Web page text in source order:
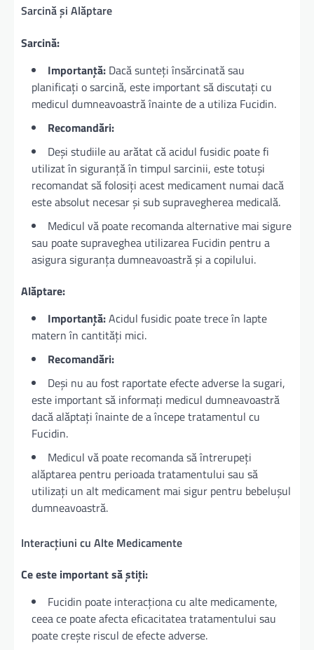
Sarcină și Alăptare
Sarcină:
Importanță: Dacă sunteți însărcinată sau
planificați o sarcină, este important să discutați cu
medicul dumneavoastră înainte de a utiliza Fucidin.
Recomandări:
Deși studiile au arătat că acidul fusidic poate fi
utilizat în siguranță în timpul sarcinii, este totuși
recomandat să folosiți acest medicament numai dacă
este absolut necesar și sub supravegherea medicală.
Medicul vă poate recomanda alternative mai sigure
sau poate supraveghea utilizarea Fucidin pentru a
asigura siguranța dumneavoastră și a copilului.
Alăptare:
Importanță:Acidul fusidic poate trece în lapte
matern în cantități mici.
Recomandări:
Deși nu au fost raportate efecte adverse la sugari,
este important să informați medicul dumneavoastră
dacă alăptați înainte de a începe tratamentul cu
Fucidin.
Medicul vă poate recomanda să întrerupeți
alăptarea pentru perioada tratamentului sau să
utilizați un alt medicament mai sigur pentru bebelușul
dumneavoastră.
Interacțiuni cu Alte Medicamente
Ce este important să știți:
Fucidin poate interacționa cu alte medicamente,
ceea ce poate afecta eficacitatea tratamentului sau
poate crește riscul de efecte adverse.